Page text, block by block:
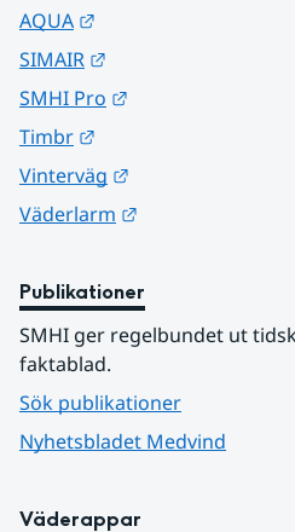
AQUA
SIMAIR
SMHI Pro
Timbr
Vinterväg
Väderlarm
Publikationer
SMHI ger regelbundet ut
faktablad.
Sök publikationer
Nyhetsbladet Medvind
Väderappar